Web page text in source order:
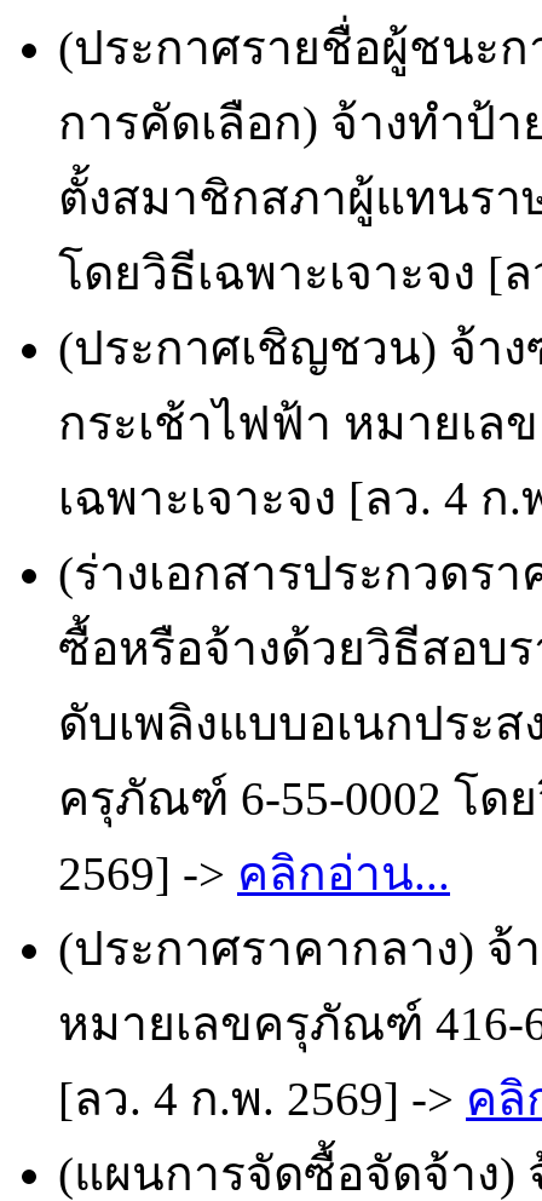
(ประกาศรายชื่อผู้ชนะก
การคัดเลือก) จ้างทำป้
ตั้งสมาชิกสภาผู้แทนรา
โดยวิธีเฉพาะเจาะจง [
(ประกาศเชิญชวน) จ้า
กระเช้าไฟฟ้า หมายเล
เฉพาะเจาะจง [ลว. 4 ก
(ร่างเอกสารประกวดรา
ซื้อหรือจ้างด้วยวิธีสอบ
ดับเพลิงแบบอเนกประ
ครุภัณฑ์ 6-55-0002 โด
2569] -> คลิกอ่าน...
(ประกาศราคากลาง)
หมายเลขครุภัณฑ์ 416-
[ลว. 4 ก.พ. 2569] -> คลิ
(แผนการจัดซื้อจัดจ้าง)